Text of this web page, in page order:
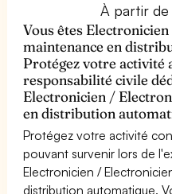
À partir de
Vous êtes
maintenance en
Protégez votre activité
responsabilité civile
Electronicien /
en distribution
Protégez votre activité
pouvant survenir lors de
Electronicien /
distribution automatique.